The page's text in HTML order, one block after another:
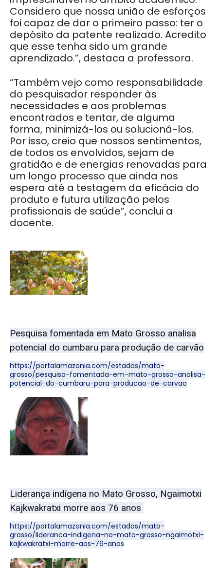
Considero que nossa união de esforços
foi capaz de dar o primeiro passo: ter o
depósito da patente realizado. Acredito
que esse tenha sido um grande
aprendizado.”, destaca a professora.
“Também vejo como responsabilidade
do pesquisador responder às
necessidades e aos problemas
encontrados e tentar, de alguma
forma, minimizá-los ou solucioná-los.
Por isso, creio que nossos sentimentos,
de todos os envolvidos, sejam de
gratidão e de energias renovadas para
um longo processo que ainda nos
espera até a testagem da eficácia do
produto e futura utilização pelos
profissionais de saúde”, conclui a
docente.
Pesquisa fomentada em Mato Grosso analisa
potencial do cumbaru para produção de carvão
https://portalamazonia.com/estados/mato-
grosso/pesquisa-fomentada-em-mato-grosso-analisa-
potencial-do-cumbaru-para-producao-de-carvao
Liderança indígena no Mato Grosso, Ngaimotxi
Kajkwakratxi morre aos 76 anos
https://portalamazonia.com/estados/mato-
grosso/lideranca-indigena-no-mato-grosso-ngaimotxi-
kajkwakratxi-morre-aos-76-anos